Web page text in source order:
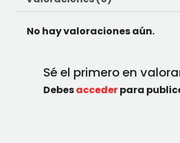
No hay valoraciones aún.
Sé el primero en valorar
Debesaccederpara